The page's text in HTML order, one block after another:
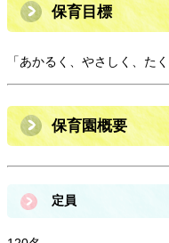
保育目標
「あかるく、やさしく、た
保育園概要
定員